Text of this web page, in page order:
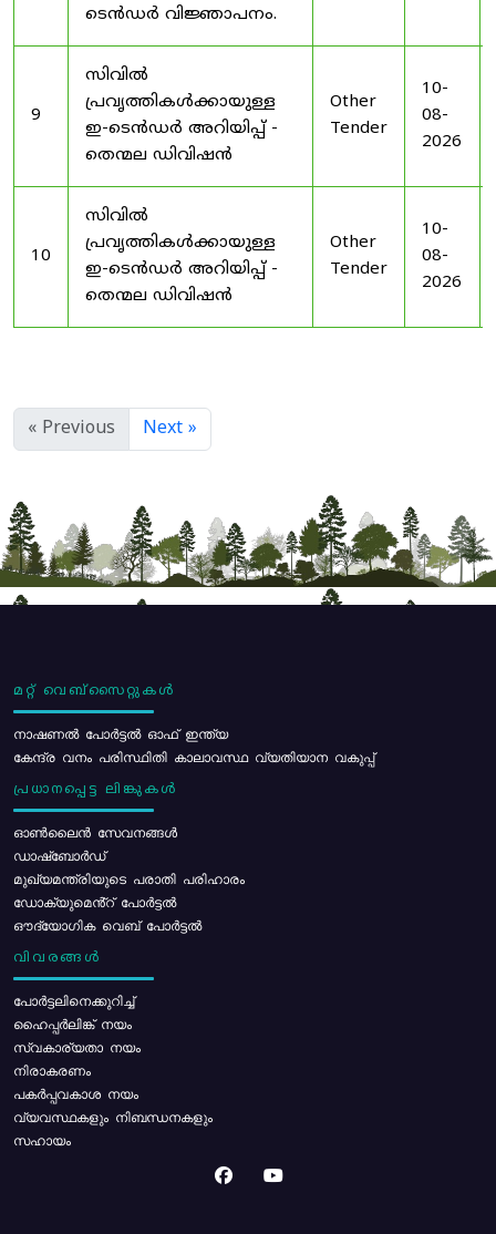
ടെൻഡർ വിജ്ഞാപനം.
9
സിവിൽ
പ്രവൃത്തികൾക്കായുള്ള
ഇ-ടെൻഡർ അറിയിപ്പ് -
തെന്മല ഡിവിഷൻ
Other
Tender
10-
08-
2026
10
സിവിൽ
പ്രവൃത്തികൾക്കായുള്ള
ഇ-ടെൻഡർ അറിയിപ്പ് -
തെന്മല ഡിവിഷൻ
Other
Tender
10-
08-
2026
« Previous Next »
മറ്റ് വെബ്സൈറ്റുകൾ
നാഷണൽ പോർട്ടൽ ഓഫ് ഇന്ത്യ
കേന്ദ്ര വനം പരിസ്ഥിതി കാലാവസ്ഥ വ്യതിയാന വകുപ്പ്
പ്രധാനപ്പെട്ട ലിങ്കുകൾ
ഓൺലൈൻ സേവനങ്ങൾ
ഡാഷ്ബോർഡ്
മുഖ്യമന്ത്രിയുടെ പരാതി പരിഹാരം
ഡോക്യുമെൻ്റ് പോർട്ടൽ
ഔദ്യോഗിക വെബ് പോർട്ടൽ
വിവരങ്ങൾ
പോര്‍ട്ടലിനെക്കുറിച്ച്
ഹൈപ്പർലിങ്ക് നയം
സ്വകാര്യതാ നയം
നിരാകരണം
പകർപ്പവകാശ നയം
വ്യവസ്ഥകളും നിബന്ധനകളും
സഹായം